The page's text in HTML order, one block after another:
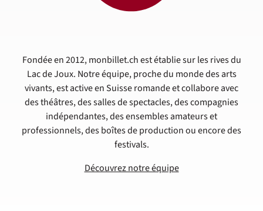
Fondée en 2012, monbillet.ch est établie sur les rives du
Lac de Joux. Notre équipe, proche du monde des arts
vivants, est active en Suisse romande et collabore avec
des théâtres, des salles de spectacles, des compagnies
indépendantes, des ensembles amateurs et
professionnels, des boîtes de production ou encore des
festivals.
Découvrez notre équipe